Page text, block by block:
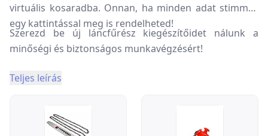
virtuális kosaradba. Onnan, ha minden adat stimmel,
egy kattintással meg is rendelheted!
Szerezd be új láncfűrész kiegészítőidet nálunk a
minőségi és biztonságos munkavégzésért!
Teljes leírás